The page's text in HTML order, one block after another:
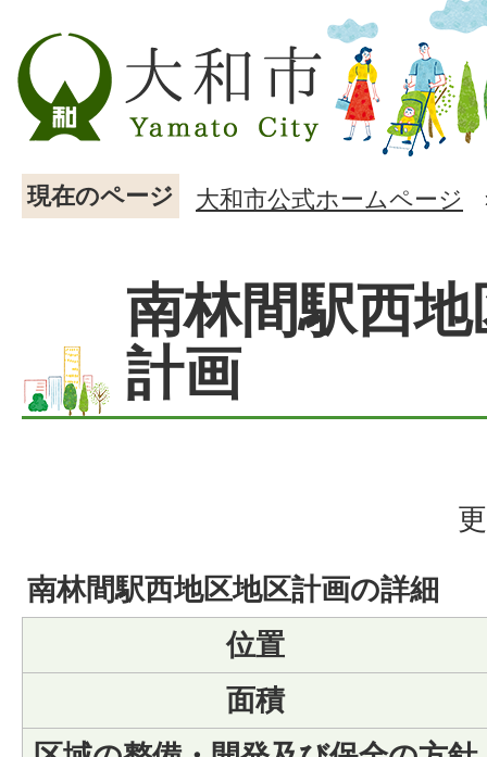
現在のページ 大和市公式ホームページ
南林間駅西
計画
南林間駅西地区地区計画の詳細
位置
面積